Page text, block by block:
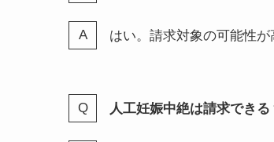
この場合は貧血の治療が